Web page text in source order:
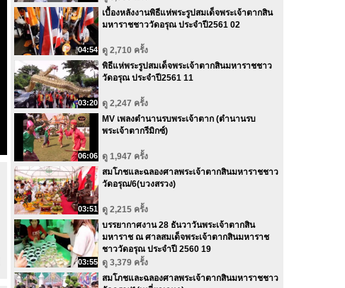
04:54
เบื้องหลังงานพิธีแห่พระรูปสมเด็จพระเจ้าตากสิน
มหาราชชาววัดอรุณ ประจำปี2561 02
ดู 2,710 ครั้ง
03:20
พิธีแห่พระรูปสมเด็จพระเจ้าตากสินมหาราชชาว
วัดอรุณ ประจำปี2561 11
ดู 2,247 ครั้ง
06:06
MV เพลงตำนานรบพระเจ้าตาก (ตำนานรบ
พระเจ้าตากรีมิกซ์)
ดู 1,947 ครั้ง
03:51
สมโภชและฉลองศาลพระเจ้าตากสินมหาราชชาว
วัดอรุณ/6(บวงสรวง)
ดู 2,215 ครั้ง
03:55
บรรยากาศงาน 28 ธันวาวันพระเจ้าตากสิน
มหาราช ณ ศาลสมเด็จพระเจ้าตากสินมหาราช
ชาววัดอรุณ ประจำปี 2560 19
ดู 3,379 ครั้ง
สมโภชและฉลองศาลพระเจ้าตากสินมหาราชชาว